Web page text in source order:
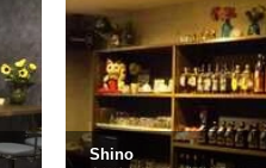
Bonheur ~ﾎﾞﾇｰﾙ~